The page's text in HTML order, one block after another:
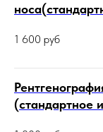
1 600 руб
(стандартное